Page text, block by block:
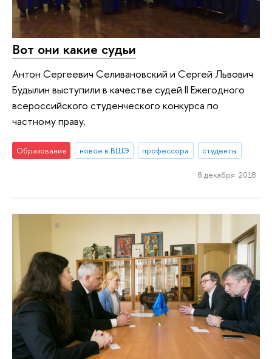
Вот они какие судьи
Антон Сергеевич Селивановский и Сергей Львович
Будылин выступили в качестве судей II Ежегодного
всероссийского студенческого конкурса по
частному праву.
Образование новое в ВШЭ профессора студенты
8 декабря 2018